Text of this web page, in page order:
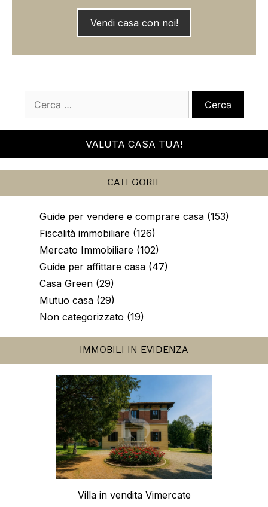
Vendi casa con noi!
per:
VALUTA CASA TUA!
CATEGORIE
Guide per vendere e comprare casa (153)
Fiscalità immobiliare (126)
Mercato Immobiliare (102)
Guide per affittare casa (47)
Casa Green (29)
Mutuo casa (29)
Non categorizzato (19)
IMMOBILI IN EVIDENZA
Villa in vendita Vimercate